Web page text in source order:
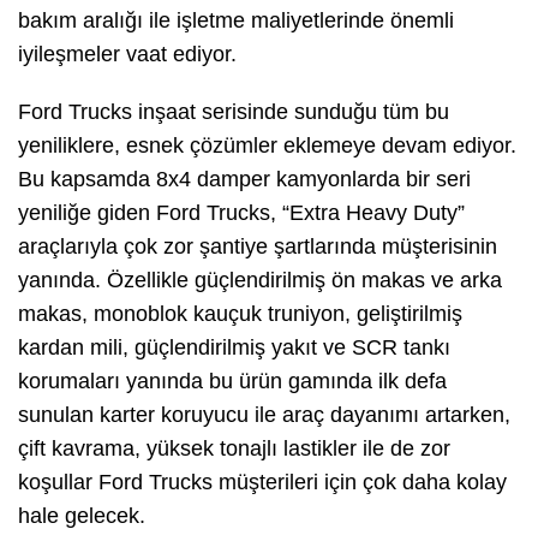
bakım aralığı ile işletme maliyetlerinde önemli
iyileşmeler vaat ediyor.
Ford Trucks inşaat serisinde sunduğu tüm bu
yeniliklere, esnek çözümler eklemeye devam ediyor.
Bu kapsamda 8x4 damper kamyonlarda bir seri
yeniliğe giden Ford Trucks, “Extra Heavy Duty”
araçlarıyla çok zor şantiye şartlarında müşterisinin
yanında. Özellikle güçlendirilmiş ön makas ve arka
makas, monoblok kauçuk truniyon, geliştirilmiş
kardan mili, güçlendirilmiş yakıt ve SCR tankı
korumaları yanında bu ürün gamında ilk defa
sunulan karter koruyucu ile araç dayanımı artarken,
çift kavrama, yüksek tonajlı lastikler ile de zor
koşullar Ford Trucks müşterileri için çok daha kolay
hale gelecek.